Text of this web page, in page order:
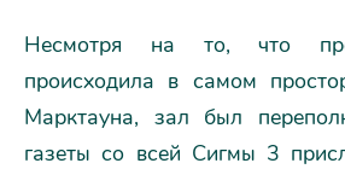
Несмотря на то, что
происходила в самом
Марктауна, зал был
газеты со всей Сигмы 3